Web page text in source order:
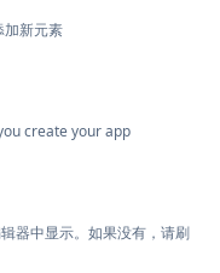
加新元素
create your app
器中显示。如果没有，请刷